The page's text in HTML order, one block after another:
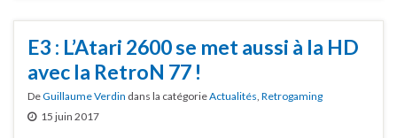
E3 : L’Atari 2600 se met aussi à la HD
avec la RetroN 77 !
DeGuillaume Verdin dans la catégorieActualités Retrogaming
15 juin 2017